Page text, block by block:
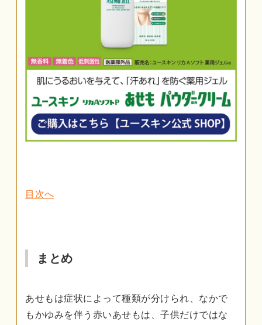
目次へ
まとめ
あせもは症状によって種類が分けられ、なかで
もかゆみを伴う赤いあせもは、子供だけではな